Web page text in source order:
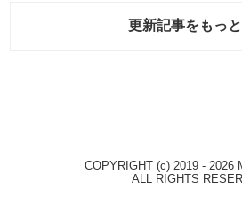
更新記事をもっ
COPYRIGHT (c) 2019 - 2026
ALL RIGHTS